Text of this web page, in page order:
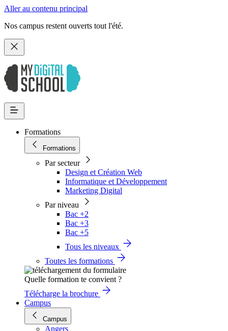
Aller au contenu principal
Nos campus restent ouverts tout l'été.
Formations
Formations
Par secteur
Design et Création Web
Informatique et Développement
Marketing Digital
Par niveau
Bac +2
Bac +3
Bac +5
Tous les niveaux
Toutes les formations
Quelle formation te convient ?
Télécharge la brochure
Campus
Campus
Angers